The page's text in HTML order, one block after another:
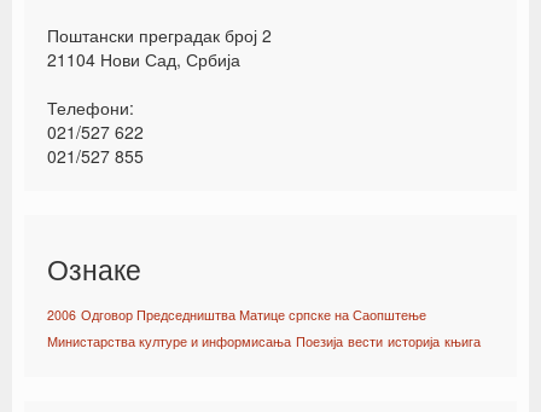
Поштански преградак број 2
21104 Нови Сад, Србија
Телефони:
021/527 622
021/527 855
Ознаке
2006 Одговор Председништва Матице српске на Саопштење
Министарства културе и информисања Поезија вести историја књига